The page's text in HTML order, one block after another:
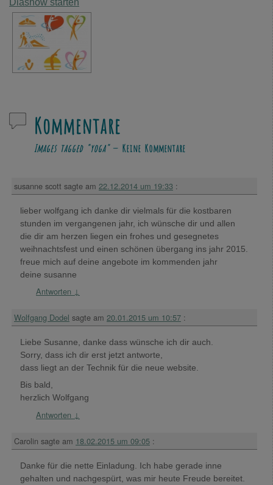
Diashow starten
Kommentare
Images tagged "yoga"— Keine Kommentare
susanne scott sagte am 22.12.2014 um 19:33 :
lieber wolfgang ich danke dir vielmals für die kostbaren
stunden im vergangenen jahr, ich wünsche dir und allen
die dir am herzen liegen ein frohes und gesegnetes
weihnachtsfest und einen schönen übergang ins jahr 2015.
freue mich auf deine angebote im kommenden jahr
deine susanne
Antworten ↓
Wolfgang Dodel sagte am 20.01.2015 um 10:57 :
Liebe Susanne, danke dass wünsche ich dir auch.
Sorry, dass ich dir erst jetzt antworte,
dass liegt an der Technik für die neue website.
Bis bald,
herzlich Wolfgang
Antworten ↓
Carolin sagte am 18.02.2015 um 09:05 :
Danke für die nette Einladung. Ich habe gerade inne
gehalten und nachgespürt, was mir heute Freude bereitet.